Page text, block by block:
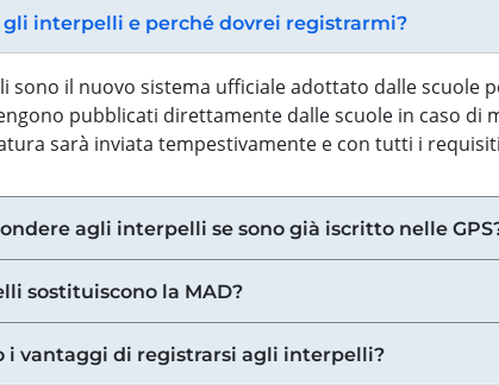
gli interpelli e perché dovrei registrarmi?
sono il nuovo sistema ufficiale adottato dalle scuole
pubblicati direttamente dalle scuole in caso di
sarà inviata tempestivamente e con tutti i
agli interpelli se sono già iscritto nelle
sostituiscono la MAD?
i vantaggi di registrarsi agli interpelli?